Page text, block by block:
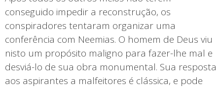
conseguido impedir a reconstrução, os
conspiradores tentaram organizar uma
conferência com Neemias. O homem de Deus viu
nisto um propósito maligno para fazer-lhe mal e
desviá-lo de sua obra monumental. Sua resposta
aos aspirantes a malfeitores é clássica, e pode